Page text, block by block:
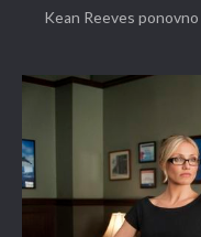
Kean Reeves